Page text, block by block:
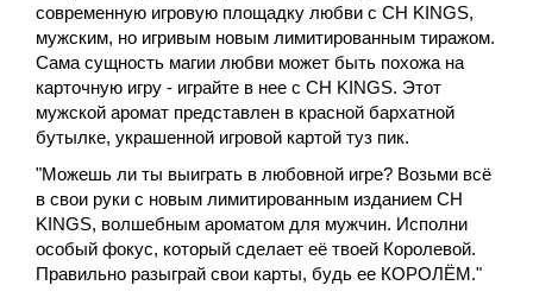
современную игровую площадку любви с CH KINGS,
мужским, но игривым новым лимитированным тиражом.
Сама сущность магии любви может быть похожа на
карточную игру - играйте в нее с CH KINGS. Этот
мужской аромат представлен в красной бархатной
бутылке, украшенной игровой картой туз пик.
"Можешь ли ты выиграть в любовной игре? Возьми всё
в свои руки с новым лимитированным изданием CH
KINGS, волшебным ароматом для мужчин. Исполни
особый фокус, который сделает её твоей Королевой.
Правильно разыграй свои карты, будь ее КОРОЛЁМ."